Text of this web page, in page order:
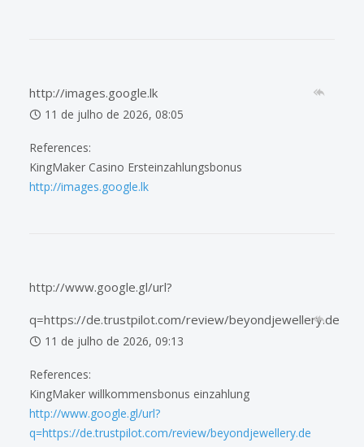
http://images.google.lk
11 de julho de 2026, 08:05
References:
KingMaker Casino Ersteinzahlungsbonus
http://images.google.lk
http://www.google.gl/url?
q=https://de.trustpilot.com/review/beyondjewellery.de
11 de julho de 2026, 09:13
References:
KingMaker willkommensbonus einzahlung
http://www.google.gl/url?
q=https://de.trustpilot.com/review/beyondjewellery.de